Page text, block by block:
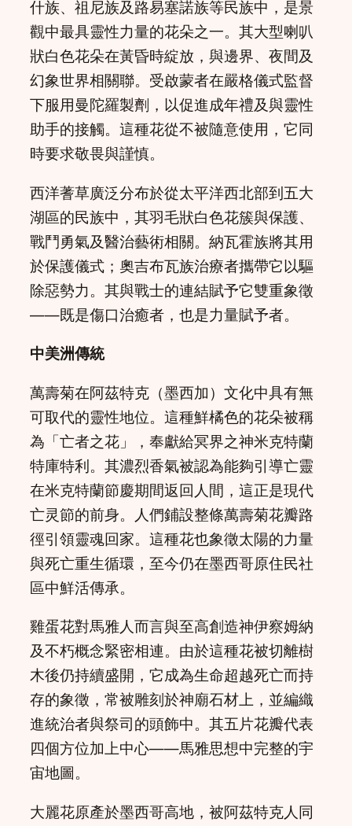
什族、祖尼族及路易塞諾族等民族中，是景
觀中最具靈性力量的花朵之一。其大型喇叭
狀白色花朵在黃昏時綻放，與邊界、夜間及
幻象世界相關聯。受啟蒙者在嚴格儀式監督
下服用曼陀羅製劑，以促進成年禮及與靈性
助手的接觸。這種花從不被隨意使用，它同
時要求敬畏與謹慎。
西洋蓍草廣泛分布於從太平洋西北部到五大
湖區的民族中，其羽毛狀白色花簇與保護、
戰鬥勇氣及醫治藝術相關。納瓦霍族將其用
於保護儀式；奧吉布瓦族治療者攜帶它以驅
除惡勢力。其與戰士的連結賦予它雙重象徵
——既是傷口治癒者，也是力量賦予者。
中美洲傳統
萬壽菊在阿茲特克（墨西加）文化中具有無
可取代的靈性地位。這種鮮橘色的花朵被稱
為「亡者之花」，奉獻給冥界之神米克特蘭
特庫特利。其濃烈香氣被認為能夠引導亡靈
在米克特蘭節慶期間返回人間，這正是現代
亡灵節的前身。人們鋪設整條萬壽菊花瓣路
徑引領靈魂回家。這種花也象徵太陽的力量
與死亡重生循環，至今仍在墨西哥原住民社
區中鮮活傳承。
雞蛋花對馬雅人而言與至高創造神伊察姆納
及不朽概念緊密相連。由於這種花被切離樹
木後仍持續盛開，它成為生命超越死亡而持
存的象徵，常被雕刻於神廟石材上，並編織
進統治者與祭司的頭飾中。其五片花瓣代表
四個方位加上中心——馬雅思想中完整的宇
宙地圖。
大麗花原產於墨西哥高地，被阿茲特克人同